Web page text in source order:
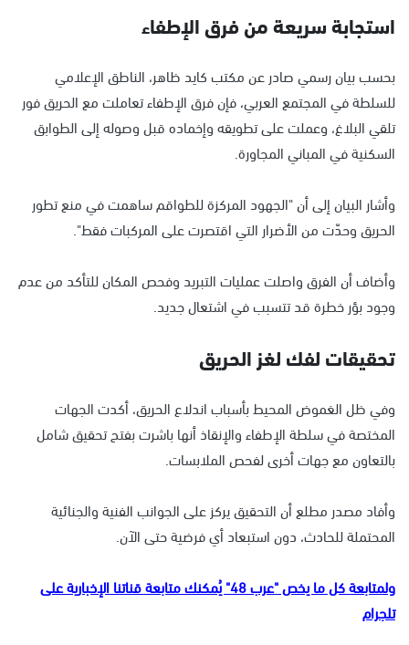
استجابة سريعة من فرق الإطفاء
بحسب بيان رسمي صادر عن مكتب كايد ظاهر، الناطق الإعلامي
للسلطة في المجتمع العربي، فإن فرق الإطفاء تعاملت مع الحريق فور
تلقي البلاغ، وعملت على تطويقه وإخماده قبل وصوله إلى الطوابق
السكنية في المباني المجاورة.
وأشار البيان إلى أن "الجهود المركزة للطواقم ساهمت في منع تطور
الحريق وحدّت من الأضرار التي اقتصرت على المركبات فقط".
وأضاف أن الفرق واصلت عمليات التبريد وفحص المكان للتأكد من عدم
وجود بؤر خطرة قد تتسبب في اشتعال جديد.
تحقيقات لفك لغز الحريق
وفي ظل الغموض المحيط بأسباب اندلاع الحريق، أكدت الجهات
المختصة في سلطة الإطفاء والإنقاذ أنها باشرت بفتح تحقيق شامل
بالتعاون مع جهات أخرى لفحص الملابسات.
وأفاد مصدر مطلع أن التحقيق يركز على الجوانب الفنية والجنائية
المحتملة للحادث، دون استبعاد أي فرضية حتى الآن.
ولمتابعة كل ما يخص "عرب 48" يُمكنك متابعة قناتنا الإخبارية على
تلجرام